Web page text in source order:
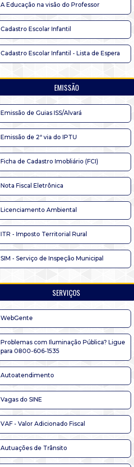
A Educação na visão do Professor
Cadastro Escolar Infantil
Cadastro Escolar Infantil - Lista de Espera
EMISSÃO
Emissão de Guias ISS/Alvará
Emissão de 2ª via do IPTU
Ficha de Cadastro Imobliário (FCI)
Nota Fiscal Eletrônica
Licenciamento Ambiental
ITR - Imposto Territorial Rural
SIM - Serviço de Inspeção Municipal
SERVIÇOS
WebGente
Problemas com Iluminação Pública? Ligue
para 0800-606-1535
Autoatendimento
Vagas do SINE
VAF - Valor Adicionado Fiscal
Autuações de Trânsito